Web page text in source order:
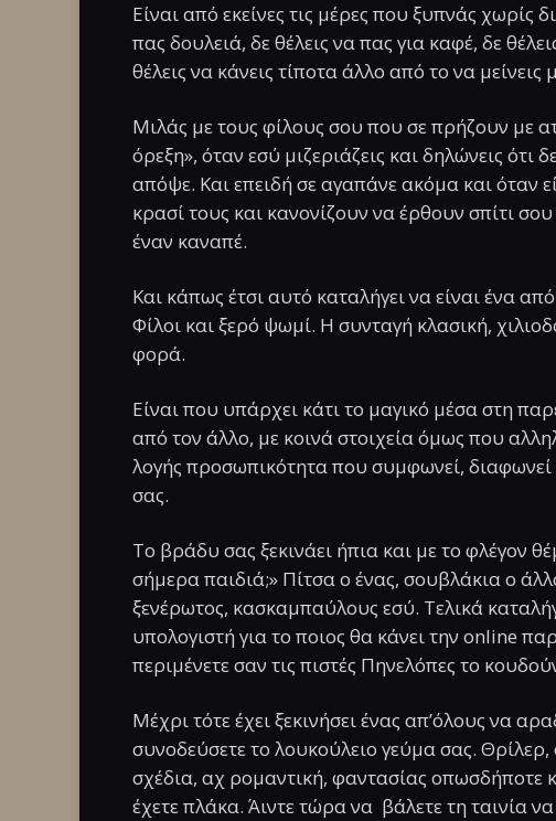
Είναι από εκείνες τις μέρες που ξυπνάς χωρίς
πας δουλειά, δε θέλεις να πας για καφέ, δε
θέλεις να κάνεις τίποτα άλλο από το να μείνεις
Μιλάς με τους φίλους σου που σε πρήζουν με
όρεξη», όταν εσύ μιζεριάζεις και δηλώνεις
απόψε. Και επειδή σε αγαπάνε ακόμα και όταν
κρασί τους και κανονίζουν να έρθουν σπίτι
έναν καναπέ.
Και κάπως έτσι αυτό καταλήγει να είναι ένα
Φίλοι και ξερό ψωμί. Η συνταγή κλασική,
φορά.
Είναι που υπάρχει κάτι το μαγικό μέσα στη
από τον άλλο, με κοινά στοιχεία όμως που
λογής προσωπικότητα που συμφωνεί,
σας.
Το βράδυ σας ξεκινάει ήπια και με το φλέγον
σήμερα παιδιά;» Πίτσα ο ένας, σουβλάκια ο
ξενέρωτος, κασκαμπαύλους εσύ. Τελικά
υπολογιστή για το ποιος θα κάνει την online
περιμένετε σαν τις πιστές Πηνελόπες το
Μέχρι τότε έχει ξεκινήσει ένας απ’όλους να
συνοδεύσετε το λουκούλειο γεύμα σας.
σχέδια, αχ ρομαντική, φαντασίας οπωσδήποτε
έχετε πλάκα. Άιντε τώρα να βάλετε τη ταινία